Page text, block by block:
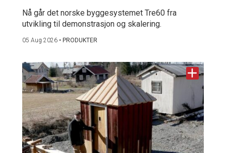
Nå går det norske byggesystemet Tre60 fra
utvikling til demonstrasjon og skalering.
05 Aug 2026 • PRODUKTER